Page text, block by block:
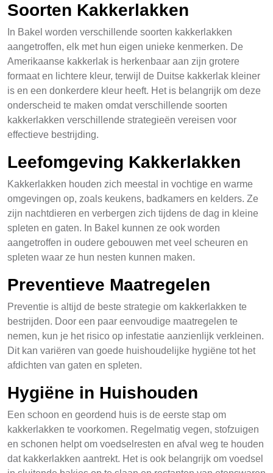
Soorten Kakkerlakken
In Bakel worden verschillende soorten kakkerlakken
aangetroffen, elk met hun eigen unieke kenmerken. De
Amerikaanse kakkerlak is herkenbaar aan zijn grotere
formaat en lichtere kleur, terwijl de Duitse kakkerlak kleiner
is en een donkerdere kleur heeft. Het is belangrijk om deze
onderscheid te maken omdat verschillende soorten
kakkerlakken verschillende strategieën vereisen voor
effectieve bestrijding.
Leefomgeving Kakkerlakken
Kakkerlakken houden zich meestal in vochtige en warme
omgevingen op, zoals keukens, badkamers en kelders. Ze
zijn nachtdieren en verbergen zich tijdens de dag in kleine
spleten en gaten. In Bakel kunnen ze ook worden
aangetroffen in oudere gebouwen met veel scheuren en
spleten waar ze hun nesten kunnen maken.
Preventieve Maatregelen
Preventie is altijd de beste strategie om kakkerlakken te
bestrijden. Door een paar eenvoudige maatregelen te
nemen, kun je het risico op infestatie aanzienlijk verkleinen.
Dit kan variëren van goede huishoudelijke hygiëne tot het
afdichten van gaten en spleten.
Hygiëne in Huishouden
Een schoon en geordend huis is de eerste stap om
kakkerlakken te voorkomen. Regelmatig vegen, stofzuigen
en schonen helpt om voedselresten en afval weg te houden
dat kakkerlakken aantrekt. Het is ook belangrijk om voedsel